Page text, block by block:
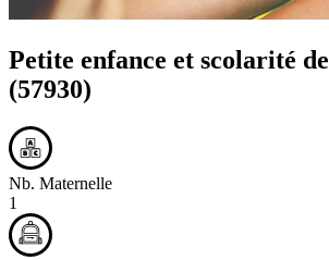
Petite enfance et scolarité de
(57930)
Nb. Maternelle
1